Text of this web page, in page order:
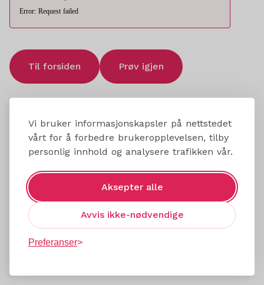
Vi bruker informasjonskapsler på nettstedet
vårt for å forbedre brukeropplevelsen, tilby
personlig innhold og analysere trafikken vår.
Aksepter alle
Avvis ikke-nødvendige
Preferanser
Error: Request failed
Til forsiden Prøv igjen